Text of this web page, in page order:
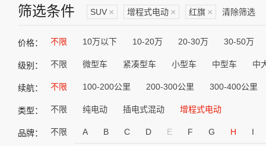
筛选条件 SUV × 增程式电动 × 红旗 × 清除筛选
价格： 不限 10万以下 10-20万 20-30万 30-50万
级别： 不限 微型车 紧凑型车 小型车 中型车 中
续航： 不限 100-200公里 200-300公里 300-400公里
类型： 不限 纯电动 插电式混动 增程式电动
品牌： 不限 A B C D E F G H I